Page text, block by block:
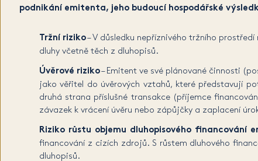
podnikání emitenta, jeho budoucí hospodářské
Tržní riziko– V důsledku nepříznivého tržního
dluhy včetně těch z dluhopisů.
Úvěrové riziko– Emitent ve své plánované činnosti
jako věřitel do úvěrových vztahů, které představují
druhá strana příslušné transakce (příjemce
závazek k vrácení úvěru nebo zápůjčky a zaplacení
Riziko růstu objemu dluhopisového financování
financování z cizích zdrojů. S růstem dluhového
dluhopisů.